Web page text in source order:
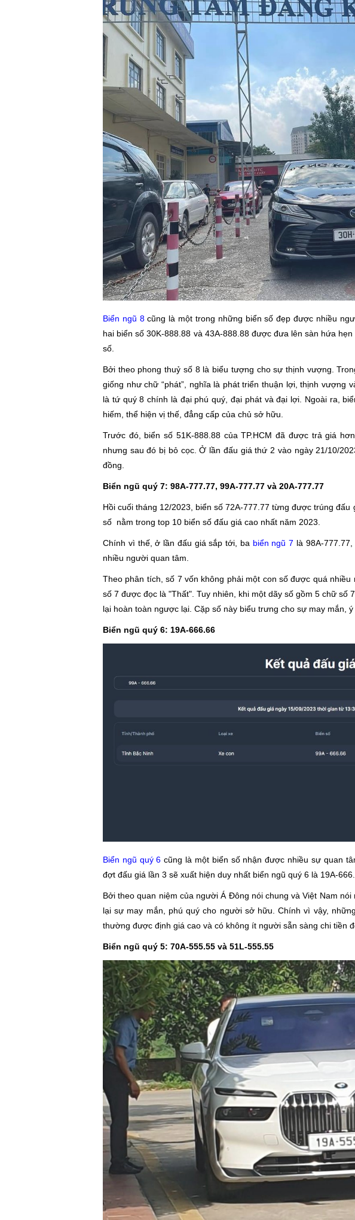
Biển ngũ 8cũng là một trong những biển số đẹp được nhiều
hai biển số 30K-888.88 và 43A-888.88 được đưa lên sàn hứa
số.
Bởi theo phong thuỷ số 8 là biểu tượng cho sự thịnh vượng.
giống như chữ “phát”, nghĩa là phát triển thuận lợi, thịnh vượng
là tứ quý 8 chính là đại phú quý, đại phát và đại lợi. Ngoài ra,
hiếm, thể hiện vị thế, đẳng cấp của chủ sở hữu.
Trước đó, biển số 51K-888.88 của TP.HCM đã được trả giá
nhưng sau đó bị bỏ cọc. Ở lần đấu giá thứ 2 vào ngày 21/10/
đồng.
Biển ngũ quý 7: 98A-777.77, 99A-777.77 và 20A-777.77
Hồi cuối tháng 12/2023, biển số 72A-777.77 từng được trúng
số nằm trong top 10 biển số đấu giá cao nhất năm 2023.
Chính vì thế, ở lần đấu giá sắp tới, ba biển ngũ 7 là 98A-
nhiều người quan tâm.
Theo phân tích, số 7 vốn không phải một con số được quá
số 7 được đọc là "Thất". Tuy nhiên, khi một dãy số gồm 5 chữ số
lại hoàn toàn ngược lại. Cặp số này biểu trưng cho sự may mắn,
Biển ngũ quý 6: 19A-666.66
Biển ngũ quý 6cũng là một biển số nhận được nhiều sự quan
đợt đấu giá lần 3 sẽ xuất hiện duy nhất biển ngũ quý 6 là 19A-
Bởi theo quan niệm của người Á Đông nói chung và Việt Nam
lại sự may mắn, phú quý cho người sở hữu. Chính vì vậy,
thường được định giá cao và có không ít người sẵn sàng chi tiền
Biển ngũ quý 5: 70A-555.55 và 51L-555.55